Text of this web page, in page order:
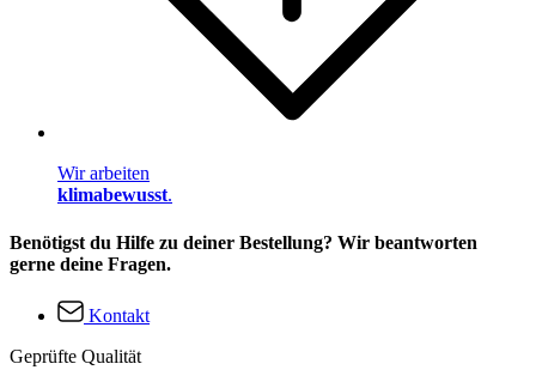
Wir arbeiten
klimabewusst.
Benötigst du Hilfe zu deiner Bestellung? Wir beantworten
gerne deine Fragen.
Kontakt
Geprüfte Qualität